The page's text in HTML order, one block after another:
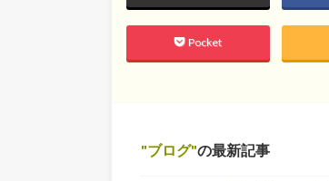
Pocket
ブログ の最新記事